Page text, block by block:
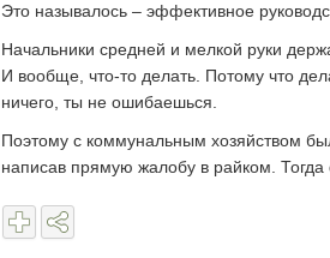
Это называлось – эффективное
Начальники средней и мелкой руки
И вообще, что-то делать. Потому что
ничего, ты не ошибаешься.
Поэтому с коммунальным хозяйством
написав прямую жалобу в райком. Тогда